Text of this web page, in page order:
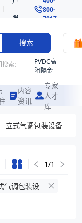
服
务
800-
7017
搜索
索：
PVDC高
阻隔金
共挤热
收缩袋
221340
221360
内容
资讯
专家
人才
库
立式气调包装设备
1/1
气调包装设